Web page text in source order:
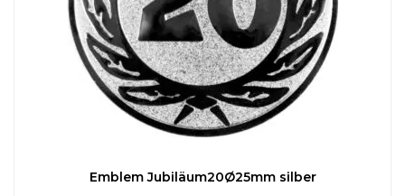
Emblem Jubiläum20Ø25mm silber